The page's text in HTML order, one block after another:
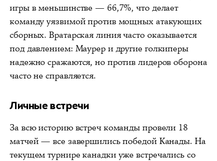
игры в меньшинстве — 66,7%, что делает
команду уязвимой против мощных атакующих
сборных. Вратарская линия часто оказывается
под давлением: Маурер и другие голкиперы
надежно сражаются, но против лидеров оборона
часто не справляется.
Личные встречи
За всю историю встреч команды провели 18
матчей — все завершились победой Канады. На
текущем турнире канадки уже встречались со